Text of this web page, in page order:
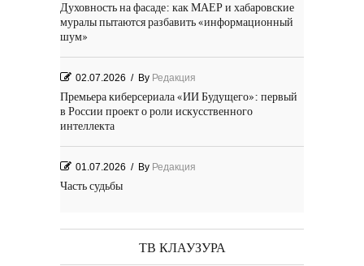
Духовность на фасаде: как МАЕР и хабаровские
муралы пытаются разбавить «информационный
шум»
02.07.2026 / By Редакция
Премьера киберсериала «ИИ Будущего»: первый
в России проект о роли искусственного
интеллекта
01.07.2026 / By Редакция
Часть судьбы
29.06.2026 / ByРедакция
День Победы! Посёлок Гидростроитель. 2026 год
ТВ КЛАУЗУРА